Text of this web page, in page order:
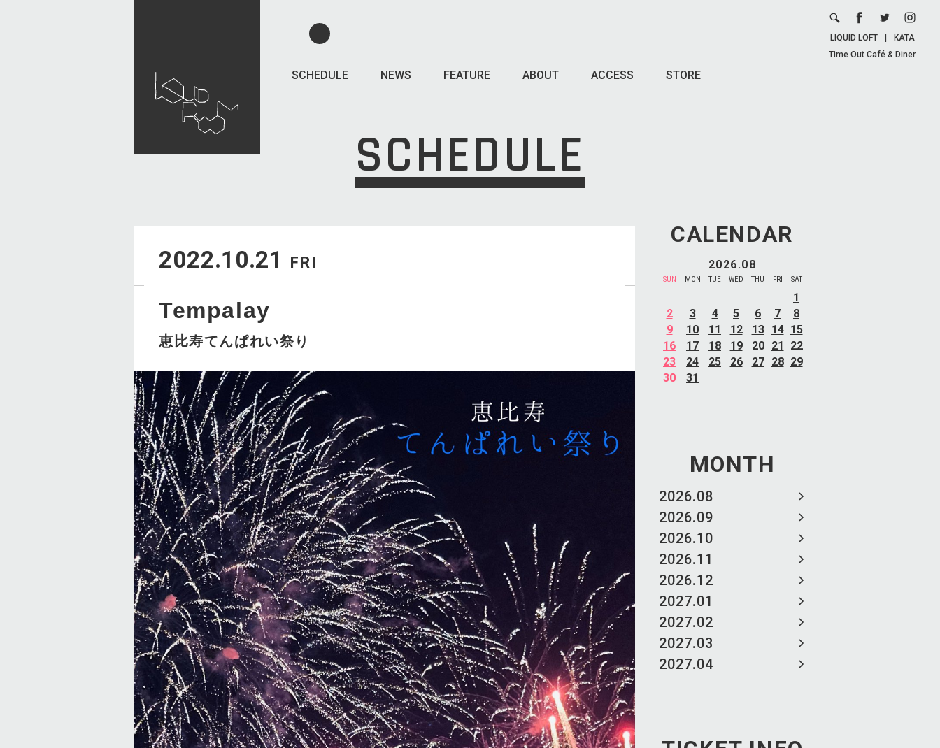
SCHEDULE NEWS FEATURE ABOUT ACCESS STORE
LIQUID LOFT
KATA
Time Out Café & Diner
SCHEDULE
CALENDAR
2026.08
SUN MON TUE WED THU FRI SAT
1
2
3 4 5 6 7
8
9
10 11 12 13 14 15
16
17 18 19 20 21
22
23
24 25 26 27 28 29
30
31
MONTH
2026.08
2026.09
2026.10
2026.11
2026.12
2027.01
2027.02
2027.03
2027.04
2022.10.21 FRI
Tempalay
恵比寿てんぱれい祭り